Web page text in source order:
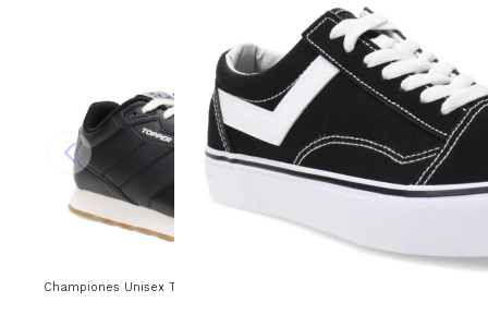
Championes Unisex Topper Stance 3 Topper - Negro Championes